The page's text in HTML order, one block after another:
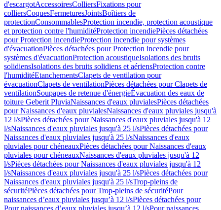
d'escargotAccessoiresColliersFixations pour
colliersCoquesFermeturesJointsBoîtiers de
protectionConsommablesProtection incendie, protection acoustique
et protection contre l'humiditéProtection incendiePièces détachées
pour Protection incendieProtection incendie pour systèmes
d'évacuationPièces détachées pour Protection incendie pour
systèmes d'évacuationProtection acoustiqueIsolations des bruits
solidiensIsolations des bruits solidiens et aériensProtection contre
l'humiditéEtanchementsClapets de ventilation pour
évacuationClapets de ventilationPièces détachées pour Clapets de
ventilationSoupapes de retenue d'énergieÉvacuation des eaux de
toiture Geberit PluviaNaissances d'eaux pluvialesPièces détachées
pour Naissances d'eaux pluvialesNaissances d'eaux pluviales jusqu'à
12 l/sPièces détachées pour Naissances d'eaux pluviales jusqu'à 12
l/sNaissances d'eaux pluviales jusqu'à 25 l/sPièces détachées pour
Naissances d'eaux pluviales jusqu'à 25 l/sNaissances d'eaux
pluviales pour chéneauxPièces détachées pour Naissances d'eaux
pluviales pour chéneauxNaissances d'eaux pluviales jusqu'à 12
l/sPièces détachées pour Naissances d'eaux pluviales jusqu'à 12
l/sNaissances d'eaux pluviales jusqu'à 25 l/sPièces détachées pour
Naissances d'eaux pluviales jusqu'à 25 l/sTrop-pleins de
sécuritéPièces détachées pour Trop-pleins de sécuritéPour
naissances d’eaux pluviales jusqu’à 12 l/sPièces détachées pour
Pour naissances d’eaux pluviales jusqu’à 12 l/sPour naissances